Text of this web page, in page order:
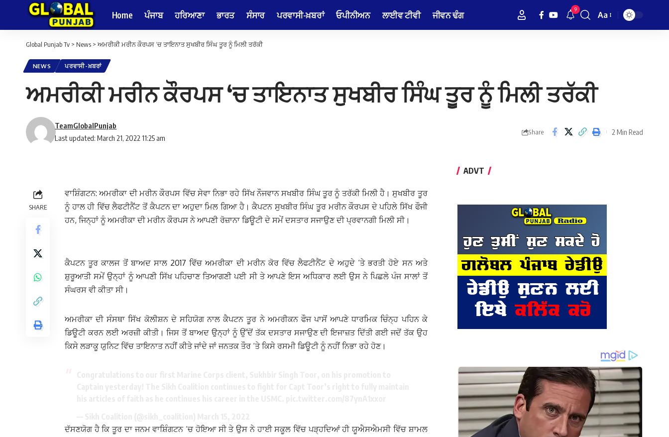
Home ਪੰਜਾਬ ਹਰਿਆਣਾ ਭਾਰਤ ਸੰਸਾਰ ਪਰਵਾਸੀ-ਖ਼ਬਰਾਂ ਓਪੀਨੀਅਨ ਲਾਈਵ ਟੀਵੀ ਜੀਵਨ ਢੰਗ 9
Font
Aa
Global Punjab Tv > News > ਅਮਰੀਕੀ ਮਰੀਨ ਕੌਰਪਸ ‘ਚ ਤਾਇਨਾਤ ਸੁਖਬੀਰ ਸਿੰਘ ਤੂਰ ਨੂੰ ਮਿਲੀ ਤਰੱਕੀ
NEWS ਪਰਵਾਸੀ-ਖ਼ਬਰਾਂ
ਅਮਰੀਕੀ ਮਰੀਨ ਕੌਰਪਸ ‘ਚ ਤਾਇਨਾਤ ਸੁਖਬੀਰ ਸਿੰਘ ਤੂਰ ਨੂੰ ਮਿਲੀ ਤਰੱਕੀ
Last updated: March 21, 2022 11:25 am
TeamGlobalPunjab
Share 2 Min Read
SHARE
ਵਾਸ਼ਿੰਗਟਨ: ਅਮਰੀਕਾ ਦੀ ਮਰੀਨ ਕੌਰਪਸ ਵਿੱਚ ਸੇਵਾ ਨਿਭਾ ਰਹੇ ਸਿੱਖ ਨੌਜਵਾਨ ਸਖਬੀਰ ਸਿੰਘ ਤੂਰ ਨੂੰ ਤਰੱਕੀ ਮਿਲੀ ਹੈ। ਸੁਖਬੀਰ ਤੂਰ
ਨੂੰ ਹਾਲ ਹੀ ਵਿੱਚ ਲੈਫਟੀਨੈਂਟ ਤੋਂ ਕੈਪਟਨ ਦਾ ਅਹੁਦਾ ਮਿਲ ਗਿਆ ਹੈ। ਕੈਪਟਨ ਸੁਖਬੀਰ ਸਿੰਘ ਤੂਰ ਮਰੀਨ ਕੌਰਪਸ ਦੇ ਪਹਿਲੇ ਸਿੱਖ ਫੌਜੀ
ਹਨ, ਜਿਨ੍ਹਾਂ ਨੂੰ ਅਮਰੀਕਾ ਦੀ ਮਰੀਨ ਕੌਰਪਸ ਨੇ ਆਪਣੀ ਰੋਜ਼ਾਨਾ ਡਿਊਟੀ ਦੇ ਸਮੇਂ ਦਸਤਾਰ ਸਜਾਉਣ ਦੀ ਪ੍ਰਵਾਨਗੀ ਮਿਲੀ ਸੀ।
ਕੈਪਟਨ ਤੂਰ ਕਾਲਜ ਤੋਂ ਬਾਅਦ ਸਾਲ 2017 ਵਿੱਚ ਅਮਰੀਕਾ ਦੀ ਮਰੀਨ ਕੋਰ ਵਿੱਚ ਲੈਫਟੀਨੈਂਟ ਦੇ ਅਹੁਦੇ ‘ਤੇ ਭਰਤੀ ਹੋਏ ਸਨ ਅਤੇ
ਸ਼ੁਰੂਆਤੀ ਸਮੇਂ ਉਨ੍ਹਾਂ ਨੂੰ ਆਪਣੀ ਸਿੱਖ ਪਹਿਚਾਣ ਤਿਆਗਣੀ ਪਈ ਸੀ ਤੇ ਆਪਣੇ ਇਸ ਅਧਿਕਾਰ ਲਈ ਉਸ ਨੇ ਪਿਛਲੇ ਪੰਜ ਸਾਲਾਂ ਤੋਂ
ਸੰਘਰਸ ਵੀ ਕੀਤਾ ਸੀ।
ਅਮਰੀਕਾ ਦੀ ਸੰਸਥਾ ਸਿੱਖ ਕੋਲੀਸ਼ਨ ਦੇ ਸਹਿਯੋਗ ਨਾਲ ਕੈਪਟਨ ਤੂਰ ਨੇ ਅਮਰੀਕਨ ਫੌਜ ਪਾਸੋਂ ਆਪਣੇ ਧਾਰਮਿਕ ਚਿੰਨ੍ਹ ਪਹਿਨ ਕੇ
ਡਿਊਟੀ ਕਰਨ ਲਈ ਅਰਜ਼ੀ ਕੀਤੀ। ਜਿਸ ਤੋਂ ਬਾਅਦ ਉਨ੍ਹਾਂ ਨੂੰ ਉੱਦੋਂ ਤੱਕ ਦਸਤਾਰ ਸਜਾਉਣ ਦੀ ਇਜਾਜ਼ਤ ਦਿੱਤੀ ਗਈ ਜਦੋਂ ਤੱਕ ਉਹ
ਕਿਸੇ ਲੜਾਕੂ ਯੁਨਿਟ ਵਿੱਚ ਤਾਇਨਾਤ ਨਹੀਂ ਕੀਤੇ ਜਾਂਦੇ ਜਾਂ ਜਨਤਕ ਤੌਰ ‘ਤੇ ਕਿਸੇ ਰਸਮੀ ਡਿਊਟੀ ਨੂੰ ਨਹੀਂ ਨਿਭਾ ਰਹੇ ਹੋਣ।
ਦੱਸਣਯੋਗ ਹੈ ਕਿ ਤੂਰ ਦਾ ਜਨਮ ਵਾਸ਼ਿੰਗਟਨ ‘ਚ ਹੋਇਆ ਸੀ ਤੇ ਉਸ ਨੇ ਹਾਈ ਸਕੂਲ ਵਿੱਚ ਪੜ੍ਹਦਿਆਂ ਹੀ ਯੂਐਸਐਮਸੀ ਵਿੱਚ ਸ਼ਾਮਲ
ADVT